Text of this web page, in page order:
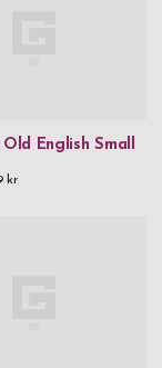
English Small
kr